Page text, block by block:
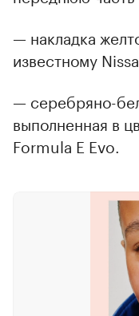
— накладка
известному
— серебряно-
выполненная в
Formula E Evo.